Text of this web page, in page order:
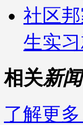
社区
生实
相关新闻
了解更多